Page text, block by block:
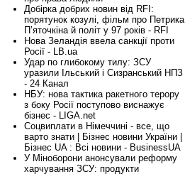
Добірка добрих новин від RFI:
порятунок козулі, фільм про Петрика
Пʼяточкіна й політ у 97 років - RFI
Нова Зеландія ввела санкції проти
Росії - LB.ua
Удар по глибокому тилу: ЗСУ
уразили Ільський і Сизранський НПЗ
- 24 Канал
НБУ: нова тактика ракетного терору
з боку Росії поступово виснажує
бізнес - LIGA.net
Соцвиплати в Німеччині - все, що
варто знати | Бізнес новини України |
Бізнес UA : Всі новини - BusinessUA
У Міноборони анонсували реформу
харчування ЗСУ: продукти